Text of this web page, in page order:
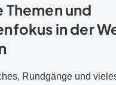
und
in der
Rundgänge und